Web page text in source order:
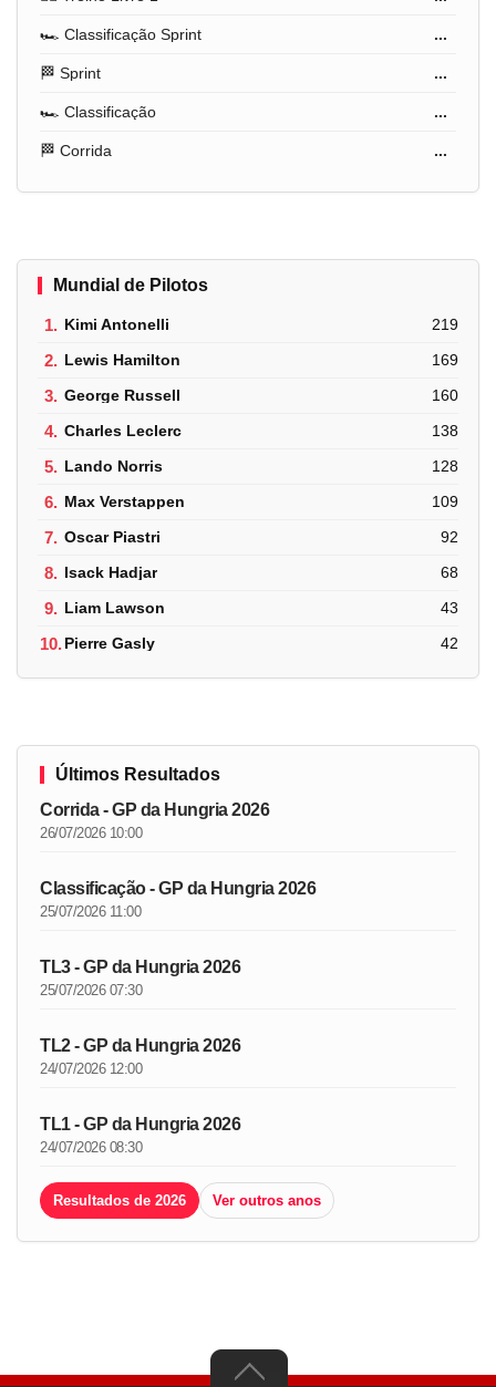
🏎️ Classificação Sprint ...
🏁 Sprint ...
🏎️ Classificação ...
🏁 Corrida ...
Mundial de Pilotos
1. Kimi Antonelli 219
2. Lewis Hamilton 169
3. George Russell 160
4. Charles Leclerc 138
5. Lando Norris 128
6. Max Verstappen 109
7. Oscar Piastri 92
8. Isack Hadjar 68
9. Liam Lawson 43
10.Pierre Gasly 42
Últimos Resultados
Corrida - GP da Hungria 2026
26/07/2026 10:00
Classificação - GP da Hungria 2026
25/07/2026 11:00
TL3 - GP da Hungria 2026
25/07/2026 07:30
TL2 - GP da Hungria 2026
24/07/2026 12:00
TL1 - GP da Hungria 2026
24/07/2026 08:30
Resultados de 2026 Ver outros anos